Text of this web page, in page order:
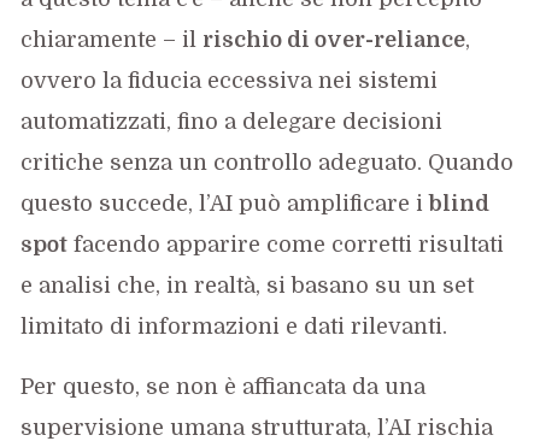
chiaramente – il rischio di over-reliance,
ovvero la fiducia eccessiva nei sistemi
automatizzati, fino a delegare decisioni
critiche senza un controllo adeguato. Quando
questo succede, l’AI può amplificare iblind
spot facendo apparire come corretti risultati
e analisi che, in realtà, si basano su un set
limitato di informazioni e dati rilevanti.
Per questo, se non è affiancata da una
supervisione umana strutturata, l’AI rischia